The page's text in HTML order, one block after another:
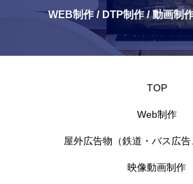
WEB制作 / DTP制作 / 動画制
TOP
Web制作
屋外広告物（鉄道・バス広告
映像動画制作